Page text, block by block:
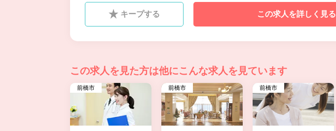
キープする この求人を詳しく見る
この求人を見た方は他にこんな求人を見ています
前橋市 前橋市 前橋市